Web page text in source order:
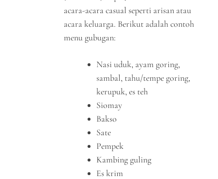
acara-acara casual seperti arisan atau
acara keluarga. Berikut adalah contoh
menu gubugan:
Nasi uduk, ayam goring,
sambal, tahu/tempe goring,
kerupuk, es teh
Siomay
Bakso
Sate
Pempek
Kambing guling
Es krim